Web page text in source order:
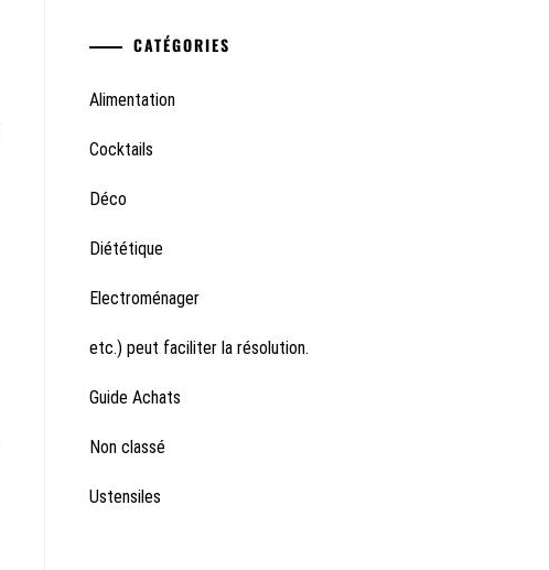
CATÉGORIES
Alimentation
Cocktails
Déco
Diététique
Electroménager
etc.) peut faciliter la résolution.
Guide Achats
Non classé
Ustensiles